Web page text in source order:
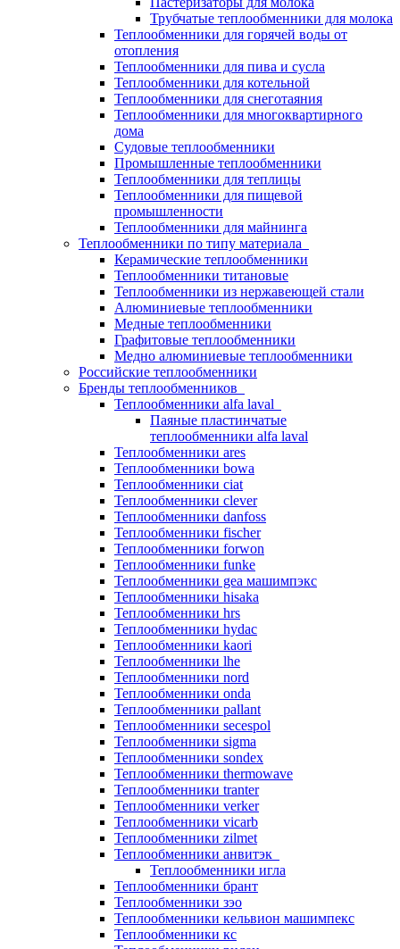
Трубчатые теплообменники для молока
Теплообменники для горячей воды от
отопления
Теплообменники для пива и сусла
Теплообменники для котельной
Теплообменники для снеготаяния
Теплообменники для многоквартирного
дома
Судовые теплообменники
Промышленные теплообменники
Теплообменники для теплицы
Теплообменники для пищевой
промышленности
Теплообменники для майнинга
Теплообменники по типу материала
Керамические теплообменники
Теплообменники титановые
Теплообменники из нержавеющей стали
Алюминиевые теплообменники
Медные теплообменники
Графитовые теплообменники
Медно алюминиевые теплообменники
Российские теплообменники
Бренды теплообменников
Теплообменники alfa laval
Паяные пластинчатые
теплообменники alfa laval
Теплообменники ares
Теплообменники bowa
Теплообменники ciat
Теплообменники clever
Теплообменники danfoss
Теплообменники fischer
Теплообменники forwon
Теплообменники funke
Теплообменники gea машимпэкс
Теплообменники hisaka
Теплообменники hrs
Теплообменники hydac
Теплообменники kaori
Теплообменники lhe
Теплообменники nord
Теплообменники onda
Теплообменники pallant
Теплообменники secespol
Теплообменники sigma
Теплообменники sondex
Теплообменники thermowave
Теплообменники tranter
Теплообменники verker
Теплообменники vicarb
Теплообменники zilmet
Теплообменники анвитэк
Теплообменники игла
Теплообменники брант
Теплообменники зэо
Теплообменники кельвион машимпекс
Теплообменники кс